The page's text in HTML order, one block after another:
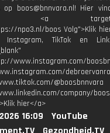
op boos@bnnvara.nl! Hier
<a
npo3.nl/boos Volg">Klik
TikTok en
www.instagram.com/
@boosbnnvara
company/
hier</a>
16:09
YouTube